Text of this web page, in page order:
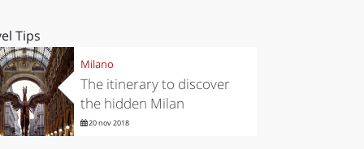
Tips
Milano
The itinerary to discover
the hidden Milan
20 nov 2018